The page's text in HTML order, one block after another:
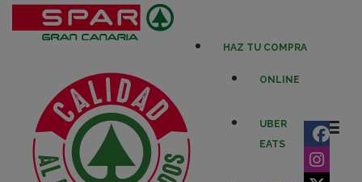
HAZ TU COMPRA
ONLINE
UBER
EATS